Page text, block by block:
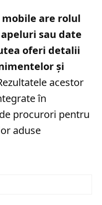
are rolul
sau date
oferi detalii
și
acestor
în
procurori pentru
aduse